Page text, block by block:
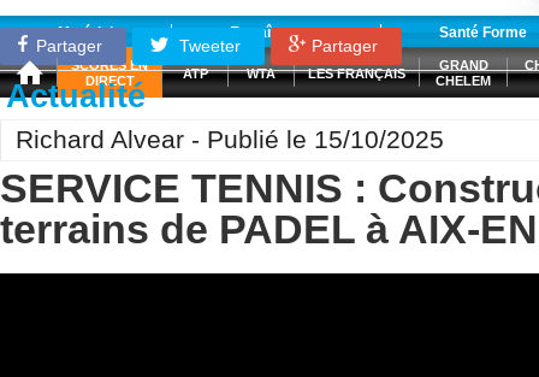
Matériel Entraînement Santé Forme
SCORES EN
DIRECT
ATP WTA LES FRANÇAIS
GRAND
CHELEM
Partager Tweeter Partager
Actualité
Richard Alvear - Publié le 15/10/2025
SERVICE TENNIS :
terrains de PADEL à AIX-